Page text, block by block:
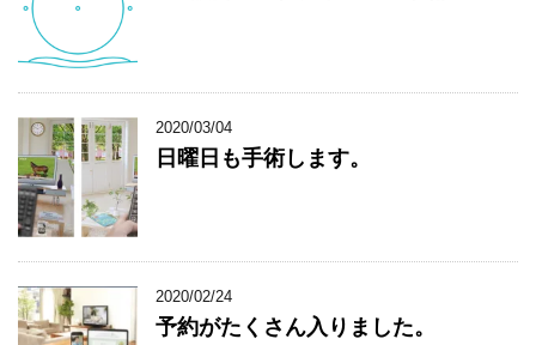
2020/03/04
日曜日も手術します。
2020/02/24
予約がたくさん入りました。